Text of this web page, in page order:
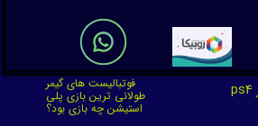
آموزش انتقال سیو بازی از ps4 فوتبالیست های گیمر
طولانی ترین بازی پلی
استیشن چه بازی بود؟